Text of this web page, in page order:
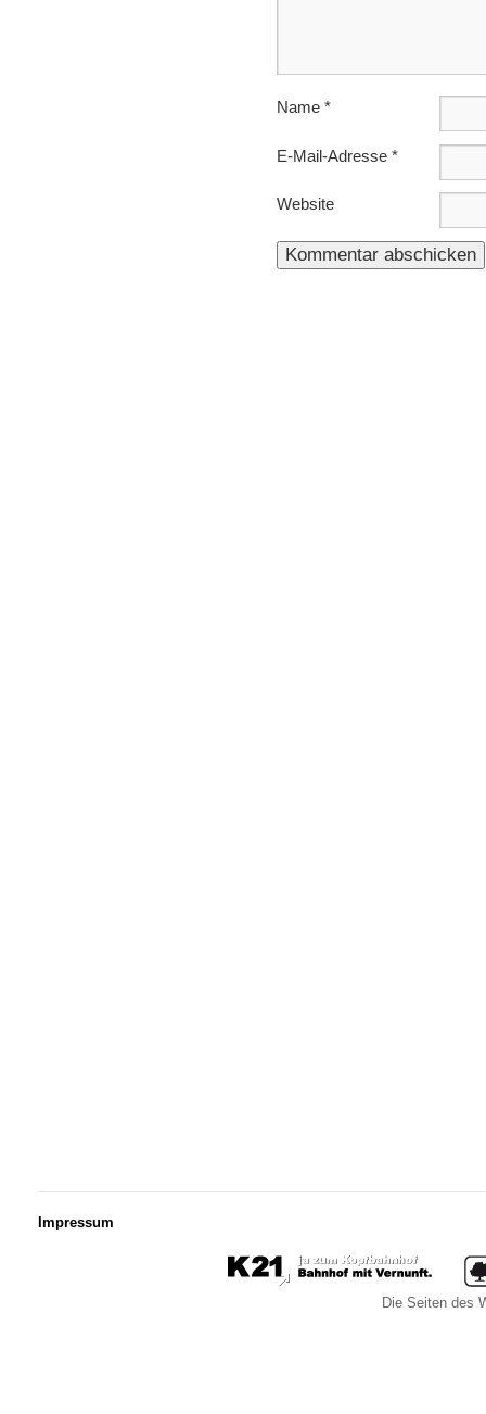
Name *
E-Mail-Adresse *
Website
Impressum
Die Seiten des